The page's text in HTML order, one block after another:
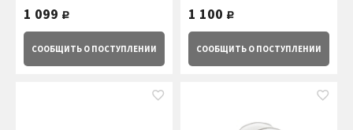
1 099 руб.
СООБЩИТЬ О ПОСТУПЛЕНИИ
1 100 руб.
СООБЩИТЬ О ПОСТУПЛЕНИИ